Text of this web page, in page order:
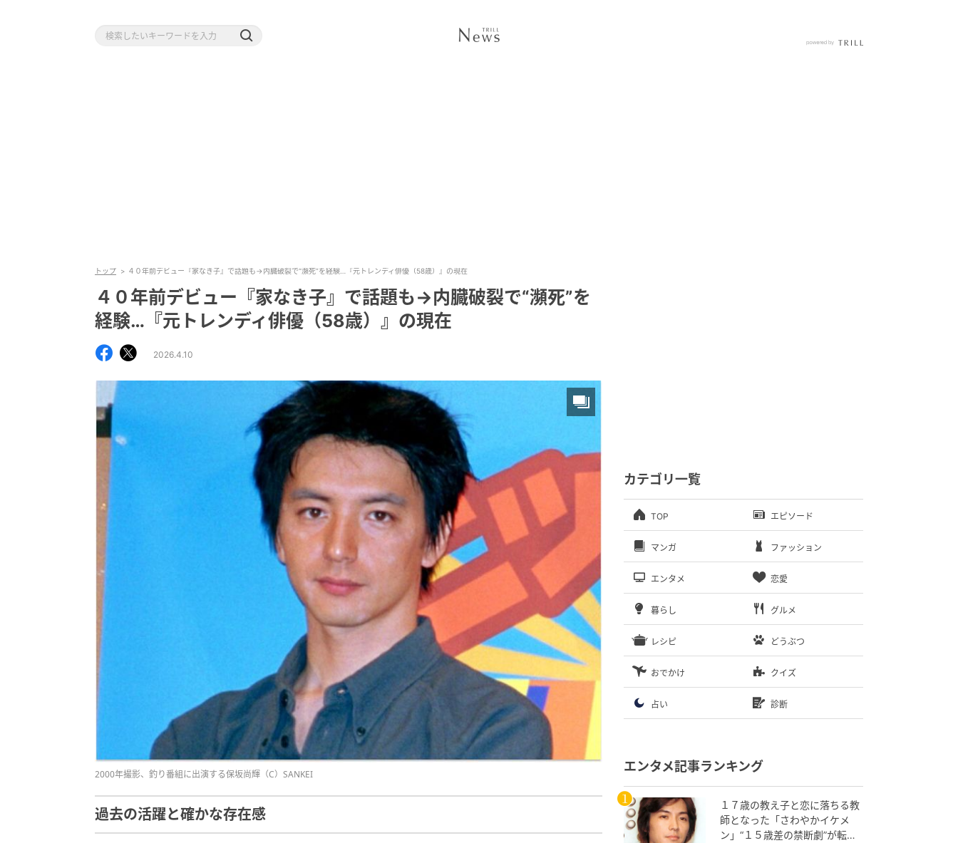
トップ ４０年前デビュー『家なき子』で話題も→内臓破裂で“瀕死”を経験…『元トレンディ俳優（58歳）』の現在
４０年前デビュー『家なき子』で話題も→内臓破裂で“瀕死”を
経験…『元トレンディ俳優（58歳）』の現在
2026.4.10
2000年撮影、釣り番組に出演する保坂尚輝（C）SANKEI
過去の活躍と確かな存在感
カテゴリ一覧
TOP エピソード
マンガ ファッション
エンタメ 恋愛
暮らし グルメ
レシピ どうぶつ
おでかけ クイズ
占い 診断
エンタメ記事ランキング
１７歳の教え子と恋に落ちる教
師となった「さわやかイケメ
ン」“１５歳差の禁断劇”が転機